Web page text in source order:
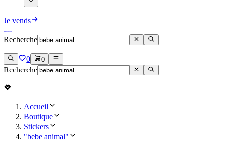
Je vends
Recherche
0 0
Recherche
Accueil
Boutique
Stickers
"bebe animal"